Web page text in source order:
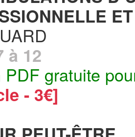
à 12
PDF gratuite
- 3€]